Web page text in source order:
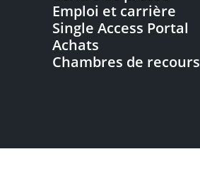
Emploi et carrière
Single Access Portal
Achats
Chambres de recours